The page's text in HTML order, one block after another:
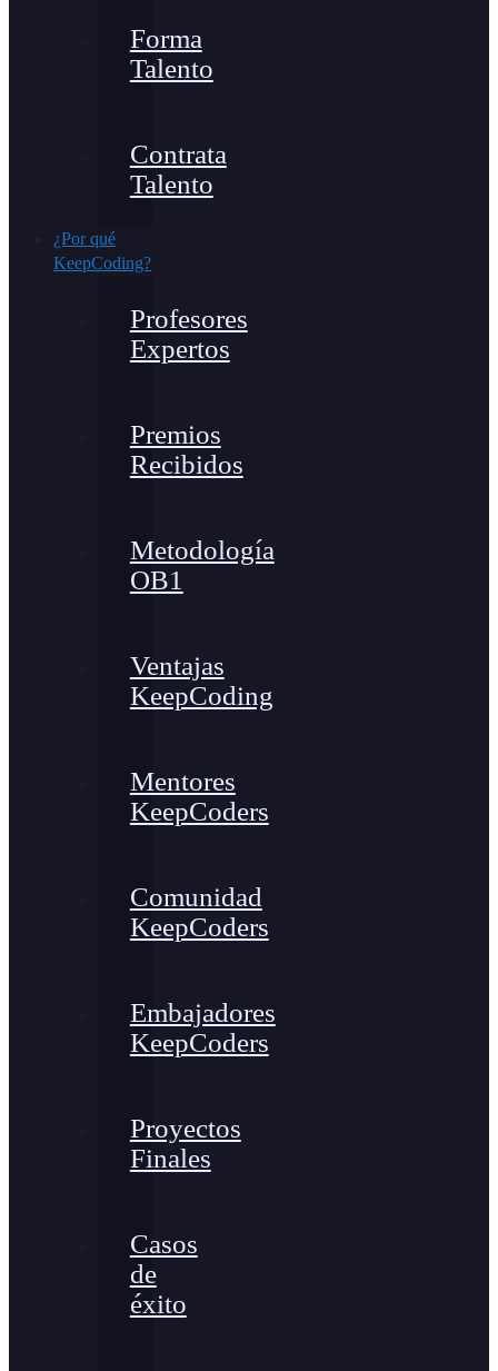
Forma
Talento
Contrata
Talento
¿Por qué
KeepCoding?
Profesores
Expertos
Premios
Recibidos
Metodología
OB1
Ventajas
KeepCoding
Mentores
KeepCoders
Comunidad
KeepCoders
Embajadores
KeepCoders
Proyectos
Finales
Casos
de
éxito